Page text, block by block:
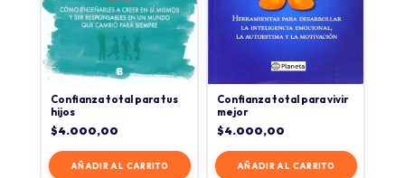
Confianza total para tus
hijos
$4.000,00
AÑADIR AL CARRITO
Confianza total para vivir
mejor
$4.000,00
AÑADIR AL CARRITO